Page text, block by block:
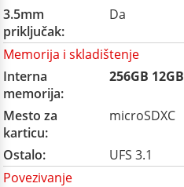
3.5mm
priključak:
Da
Memorija i skladištenje
Interna
memorija:
256GB 12GB
Mesto za
karticu:
microSDXC
Ostalo:
UFS 3.1
Povezivanje